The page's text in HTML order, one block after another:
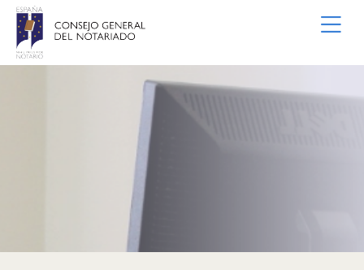
Salta al contingut principal